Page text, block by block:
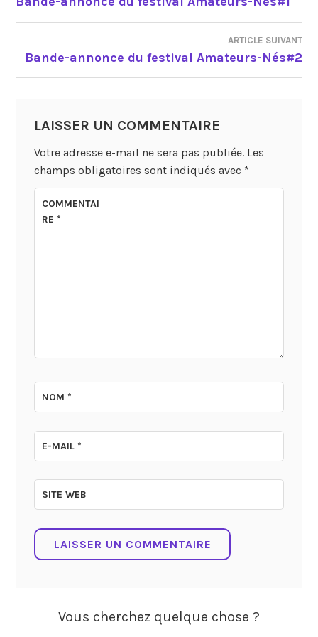
DE
L’ARTICLE
ARTICLE SUIVANT
Bande-annonce du festival Amateurs-Nés#2
LAISSER UN COMMENTAIRE
Votre adresse e-mail ne sera pas publiée. Les
champs obligatoires sont indiqués avec *
COMMENTAI
RE*
NOM*
E-MAIL*
SITE WEB
Vous cherchez quelque chose ?